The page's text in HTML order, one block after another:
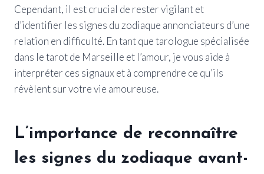
Cependant, il est crucial de rester vigilant et
d’identifier les signes du zodiaque annonciateurs d’une
relation en difficulté. En tant que tarologue spécialisée
dans le tarot de Marseille et l’amour, je vous aide à
interpréter ces signaux et à comprendre ce qu’ils
révèlent sur votre vie amoureuse.
L’importance de reconnaître
les signes du zodiaque avant-